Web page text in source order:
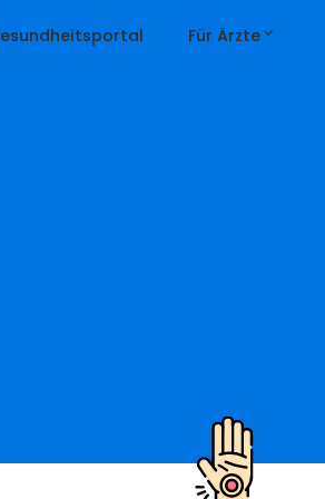
Für Ärzte